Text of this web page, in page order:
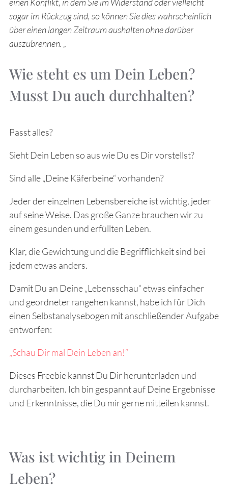
sogar im Rückzug sind, so können Sie dies wahrscheinlich
über einen langen Zeitraum aushalten ohne darüber
auszubrennen. „
Wie steht es um Dein Leben?
Musst Du auch durchhalten?
Passt alles?
Sieht Dein Leben so aus wie Du es Dir vorstellst?
Sind alle „Deine Käferbeine“ vorhanden?
Jeder der einzelnen Lebensbereiche ist wichtig, jeder
auf seine Weise. Das große Ganze brauchen wir zu
einem gesunden und erfüllten Leben.
Klar, die Gewichtung und die Begrifflichkeit sind bei
jedem etwas anders.
Damit Du an Deine „Lebensschau“ etwas einfacher
und geordneter rangehen kannst, habe ich für Dich
einen Selbstanalysebogen mit anschließender Aufgabe
entworfen:
„Schau Dir mal Dein Leben an!“
Dieses Freebie kannst Du Dir herunterladen und
durcharbeiten. Ich bin gespannt auf Deine Ergebnisse
und Erkenntnisse, die Du mir gerne mitteilen kannst.
Was ist wichtig in Deinem
Leben?